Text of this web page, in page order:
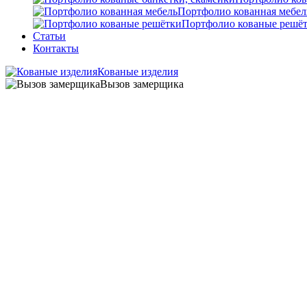
Портфолио кованная
Портфолио кованые
Статьи
Контакты
Кованые изделия
Вызов замерщика